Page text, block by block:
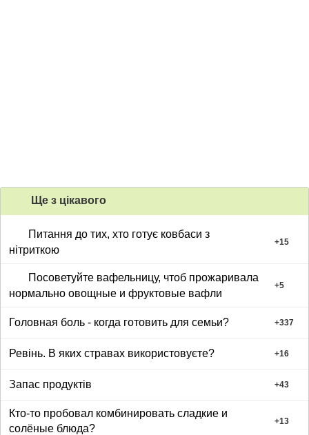
Ще з цiкавого
Питання до тих, хто готує ковбаси з
нітриткою
+15
Посоветуйте вафельницу, чтоб прожаривала
нормально овощные и фруктовые вафли
+5
Головная боль - когда готовить для семьи? +337
Ревінь. В яких стравах використовуєте? +16
Запас продуктів +43
Кто-то пробовал комбинировать сладкие и
солёные блюда?
+13